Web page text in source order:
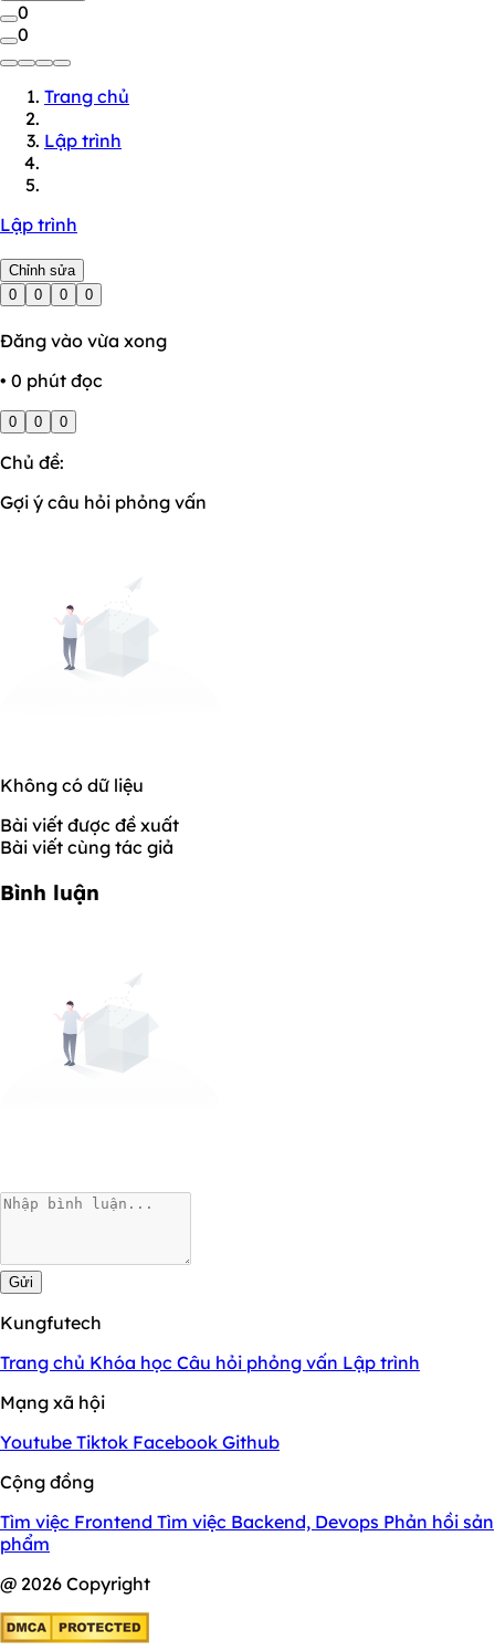
0
0
Trang chủ
Lập trình
Lập trình
Chỉnh sửa
0
0 0 0
Đăng vào vừa xong
• 0 phút đọc
0 0 0
Chủ đề:
Gợi ý câu hỏi phỏng vấn
Không có dữ liệu
Bài viết được đề xuất
Bài viết cùng tác giả
Bình luận
Gửi
Kungfutech
Trang chủ Khóa học Câu hỏi phỏng vấn Lập trình
Mạng xã hội
Youtube Tiktok Facebook Github
Cộng đồng
Tìm việc Frontend Tìm việc Backend, Devops Phản hồi sản
phẩm
@ 2026 Copyright